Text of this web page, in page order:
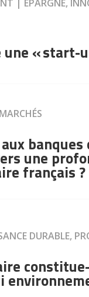
| ÉPARGNE,
« start-
une
français ?
DURABLE,